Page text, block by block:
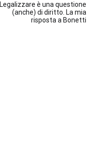
Legalizzare è una questione
(anche) di diritto. La mia
risposta a Bonetti